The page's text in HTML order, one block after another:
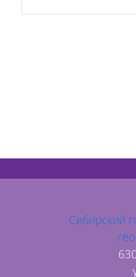
Сибирский